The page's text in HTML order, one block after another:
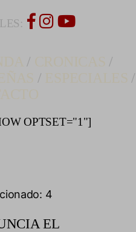
/
/
/
/
OPTSET="1"]
4
EL